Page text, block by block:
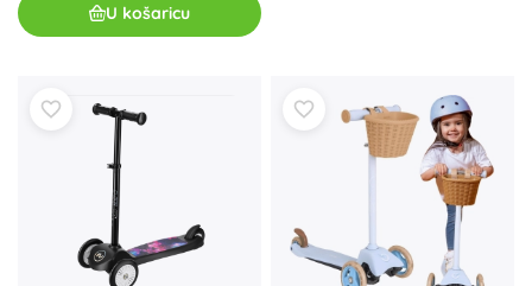
U košaricu